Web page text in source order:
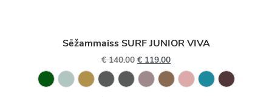
Sēžammaiss SURF JUNIOR VIVA
€140.00 € 119.00